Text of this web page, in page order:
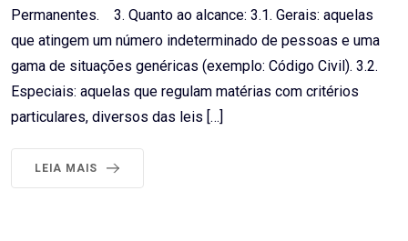
Permanentes. 3. Quanto ao alcance: 3.1. Gerais: aquelas
que atingem um número indeterminado de pessoas e uma
gama de situações genéricas (exemplo: Código Civil). 3.2.
Especiais: aquelas que regulam matérias com critérios
particulares, diversos das leis […]
LEIA MAIS